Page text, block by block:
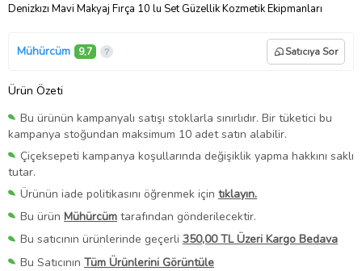
Denizkızı Mavi Makyaj Fırça 10 lu Set Güzellik Kozmetik Ekipmanları
Mühürcüm 9,7 Satıcıya Sor
Ürün Özeti
Bu ürünün kampanyalı satışı stoklarla sınırlıdır. Bir tüketici bu
kampanya stoğundan maksimum 10 adet satın alabilir.
Çiçeksepeti kampanya koşullarında değişiklik yapma hakkını saklı
tutar.
Ürünün iade politikasını öğrenmek için tıklayın.
Bu ürün Mühürcüm tarafından gönderilecektir.
Bu satıcının ürünlerinde geçerli 350,00 TL Üzeri Kargo Bedava
Bu Satıcının Tüm Ürünlerini Görüntüle